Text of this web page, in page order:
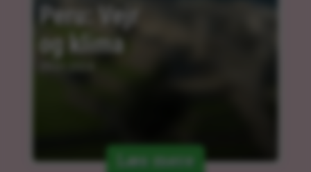
Peru: Vejr
og klima
Læs mere